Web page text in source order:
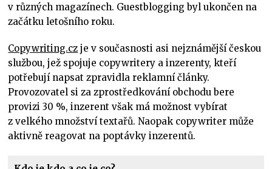
v různých magazínech. Guestblogging byl ukončen na
začátku letošního roku.
Copywriting.cz je v současnosti asi nejznámější českou
službou, jež spojuje copywritery a inzerenty, kteří
potřebují napsat zpravidla reklamní články.
Provozovatel si za zprostředkování obchodu bere
provizi 30 %, inzerent však má možnost vybírat
z velkého množství textařů. Naopak copywriter může
aktivně reagovat na poptávky inzerentů.